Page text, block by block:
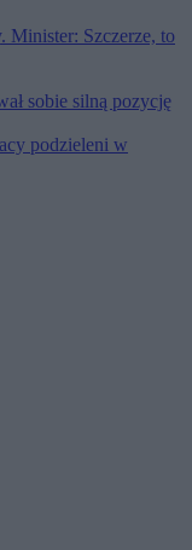
Minister: Szczerze, to
sobie silną pozycję
podzieleni w